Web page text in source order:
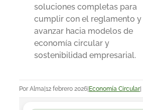
soluciones completas para
cumplir con el reglamento y
avanzar hacia modelos de
economía circular y
sostenibilidad empresarial.
Por Alma|12 febrero 2026|Economía Circular|